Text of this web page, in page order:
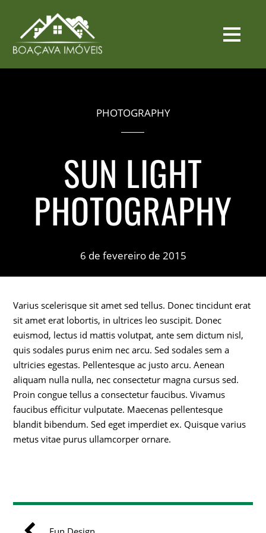
PHOTOGRAPHY
SUN LIGHT
PHOTOGRAPHY
6 de fevereiro de 2015
Varius scelerisque sit amet sed tellus. Donec tincidunt erat
sit amet erat lobortis, in ultrices leo suscipit. Donec
euismod, lectus id mattis volutpat, ante sem dictum nisl,
quis sodales purus enim nec arcu. Sed sodales sem a
ultricies egestas. Pellentesque ac justo arcu. Aenean
aliquam nulla nulla, nec consectetur magna cursus sed.
Proin congue tellus a consectetur faucibus. Vivamus
faucibus efficitur vulputate. Maecenas pellentesque
blandit bibendum. Sed eget imperdiet ex. Quisque varius
metus vitae purus ullamcorper ornare.